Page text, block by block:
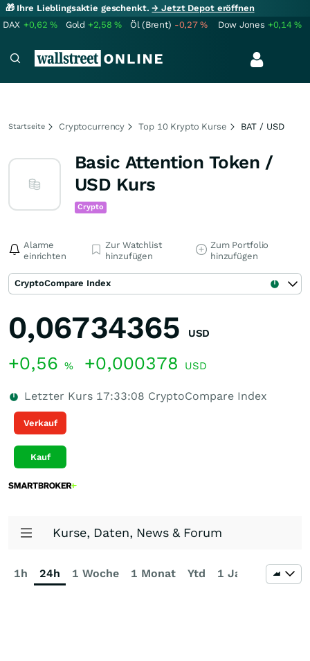
🎁 Ihre Lieblingsaktie geschenkt.→ Jetzt Depot eröffnen
DAX +0,62% Gold +2,58% Öl (Brent) -0,27% Dow Jones +0,14%
Startseite Cryptocurrency Top 10 Krypto Kurse BAT / USD
Basic Attention Token /
USD Kurs
Crypto
Alarme
einrichten
Zur Watchlist
hinzufügen
Zum Portfolio
hinzufügen
CryptoCompare Index
0,06734365 USD
+0,56 % +0,000378 USD
Letzter Kurs 17:33:08 CryptoCompare Index
Verkauf
Kauf
Kurse, Daten, News & Forum
1h 24h 1 Woche 1 Monat Ytd 1 Jahr 3 Jahre